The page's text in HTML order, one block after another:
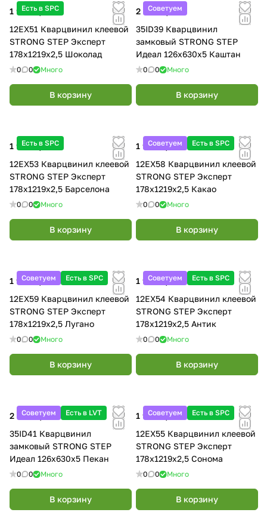
Есть в SPC
1 990 ₽/м²
12EX51 Кварцвинил клеевой
STRONG STEP Эксперт
178x1219x2,5 Шоколад
0 0 Много
В корзину
Советуем
2 890 ₽/м²
35ID39 Кварцвинил
замковый STRONG STEP
Идеал 126x630x5 Каштан
0 0 Много
В корзину
Есть в SPC
1 990 ₽/м²
12EX53 Кварцвинил клеевой
STRONG STEP Эксперт
178x1219x2,5 Барселона
0 0 Много
В корзину
Советуем Есть в SPC
1 990 ₽/м²
12EX58 Кварцвинил клеевой
STRONG STEP Эксперт
178x1219x2,5 Какао
0 0 Много
В корзину
Советуем Есть в SPC
1 990 ₽/м²
12EX59 Кварцвинил клеевой
STRONG STEP Эксперт
178x1219x2,5 Лугано
0 0 Много
В корзину
Советуем Есть в SPC
1 990 ₽/м²
12EX54 Кварцвинил клеевой
STRONG STEP Эксперт
178x1219x2,5 Антик
0 0 Много
В корзину
Советуем Есть в LVT
2 890 ₽/м²
35ID41 Кварцвинил
замковый STRONG STEP
Идеал 126x630x5 Пекан
0 0 Много
В корзину
Советуем Есть в SPC
1 990 ₽/м²
12EX55 Кварцвинил клеевой
STRONG STEP Эксперт
178x1219x2,5 Сонома
0 0 Много
В корзину